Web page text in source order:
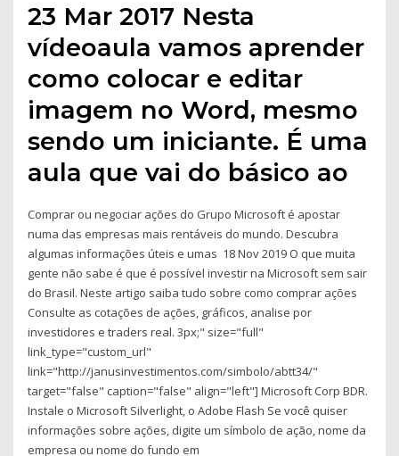
23 Mar 2017 Nesta
vídeoaula vamos aprender
como colocar e editar
imagem no Word, mesmo
sendo um iniciante. É uma
aula que vai do básico ao
Comprar ou negociar ações do Grupo Microsoft é apostar
numa das empresas mais rentáveis do mundo. Descubra
algumas informações úteis e umas 18 Nov 2019 O que muita
gente não sabe é que é possível investir na Microsoft sem sair
do Brasil. Neste artigo saiba tudo sobre como comprar ações
Consulte as cotações de ações, gráficos, analise por
investidores e traders real. 3px;" size="full"
link_type="custom_url"
link="http://janusinvestimentos.com/simbolo/abtt34/"
target="false" caption="false" align="left"] Microsoft Corp BDR.
Instale o Microsoft Silverlight, o Adobe Flash Se você quiser
informações sobre ações, digite um símbolo de ação, nome da
empresa ou nome do fundo em